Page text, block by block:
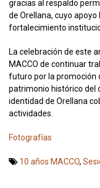
gracias al respaldo
de Orellana, cuyo
fortalecimiento
La celebración de este
MACCO de continuar
futuro por la promoción
patrimonio histórico del
identidad de Orellana
actividades.
Fotografías
10 años MACCO,